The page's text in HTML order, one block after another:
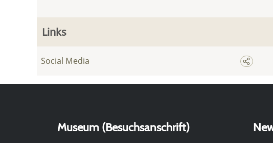
Links
Social Media
Museum (Besuchsanschrift)